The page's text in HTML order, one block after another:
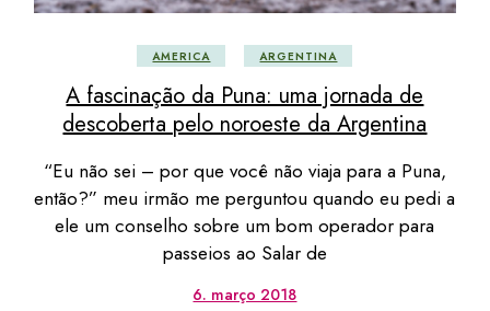
AMERICA ARGENTINA
A fascinação da Puna: uma jornada de
descoberta pelo noroeste da Argentina
“Eu não sei – por que você não viaja para a Puna,
então?” meu irmão me perguntou quando eu pedi a
ele um conselho sobre um bom operador para
passeios ao Salar de
6. março 2018